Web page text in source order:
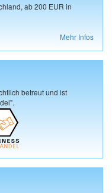
ab 200 EUR in
Mehr Infos
betreut und ist